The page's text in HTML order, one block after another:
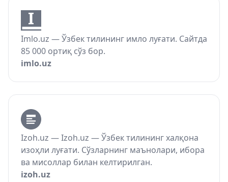
Imlo.uz — Ўзбек тилининг имло луғати. Сайтда
85 000 ортиқ сўз бор.
imlo.uz
Izoh.uz — Izoh.uz — Ўзбек тилининг халқона
изоҳли луғати. Сўзларнинг маънолари, ибора
ва мисоллар билан келтирилган.
izoh.uz